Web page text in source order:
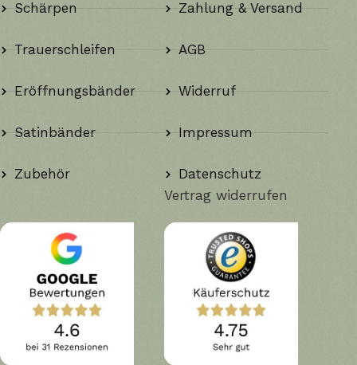
Ehrungen oder als Kennzeichnungsbänder genutzt.
Geburtstagsdekorationen oder als hochwertiges Band
die breite Farbpalette, um Dekorationen exakt auf ihr
Wenn es etwas edler sein darf, ist unser Satinband
bei Gala-Abende, für Siegerehrungen oder als
Auszeichnung für Schützenkönige und
Weinprinzessinnen eingesetzt. Auch bei
Firmenjubiläen oder zur feierlichen Eröffnung als
Eröffnungsband
verleiht der goldene Akzent der
Veranstaltung einen royalen Glanz.
Schärpen
Trauerschleifen
Eröffnungsbänder
Satinbänder
Zubehör
Zahlung & Versand
AGB
Widerruf
Impressum
Datenschutz
Vertrag widerrufen